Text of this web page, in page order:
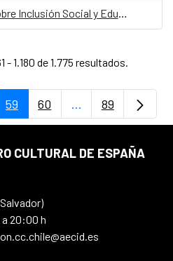
- 1.180 de 1.775 resultados.
Use TAB para
Página
59 Página
60 ...PáginasPágina
89
CULTURAL DE ESPAÑA
a 20:00 h